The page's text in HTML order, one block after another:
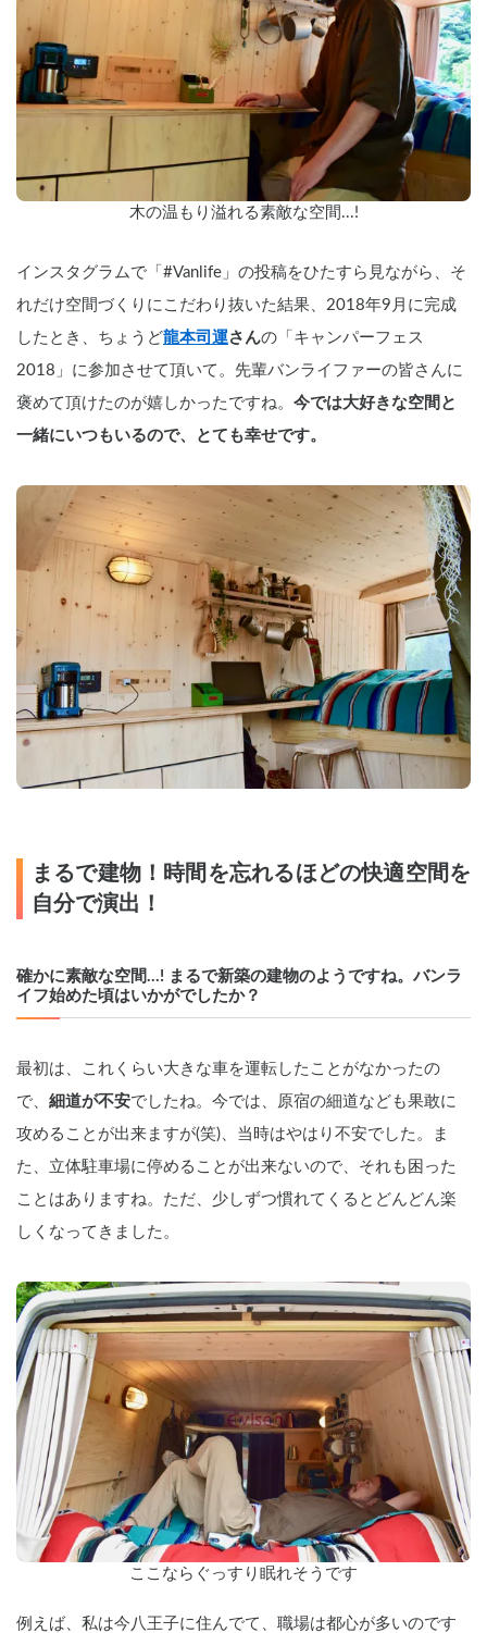
木の温もり溢れる素敵な空間...!
インスタグラムで「#Vanlife」の投稿をひたすら見ながら、そ
れだけ空間づくりにこだわり抜いた結果、2018年9月に完成
したとき、ちょうど龍本司運さんの「キャンパーフェス
2018」に参加させて頂いて。先輩バンライファーの皆さんに
褒めて頂けたのが嬉しかったですね。 今では大好きな空間と
一緒にいつもいるので、とても幸せです。
まるで建物！時間を忘れるほどの快適空間を
自分で演出！
確かに素敵な空間…! まるで新築の建物のようですね。バンラ
イフ始めた頃はいかがでしたか？
最初は、これくらい大きな車を運転したことがなかったの
で、 細道が不安でしたね。今では、原宿の細道なども果敢に
攻めることが出来ますが(笑)、当時はやはり不安でした。ま
た、立体駐車場に停めることが出来ないので、それも困った
ことはありますね。ただ、少しずつ慣れてくるとどんどん楽
しくなってきました。
ここならぐっすり眠れそうです
例えば、私は今八王子に住んでて、職場は都心が多いのです